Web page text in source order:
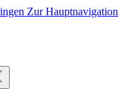
Zur Hauptnavigation